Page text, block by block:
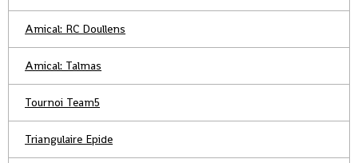
Amical: RC Doullens
Amical: Talmas
Tournoi Team5
Triangulaire Epide